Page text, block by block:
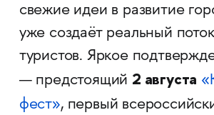
свежие идеи в развитие
уже создаёт реальный поток
туристов. Яркое
— предстоящий 2 августа
фест», первый